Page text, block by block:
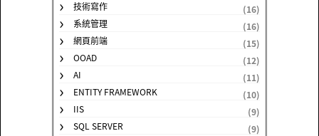
技術寫作
(16)
系統管理
(16)
網頁前端
(15)
OOAD
(12)
AI
(11)
ENTITY FRAMEWORK
(10)
IIS
(9)
SQL SERVER
(9)